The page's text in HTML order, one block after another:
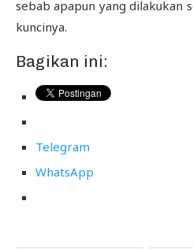
sebab apapun yang dilakukan
kuncinya.
Bagikan ini:
Telegram
WhatsApp